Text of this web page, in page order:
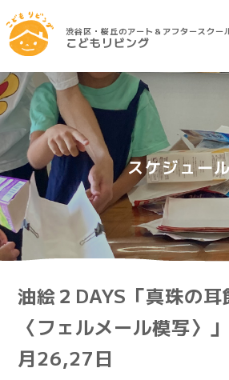
渋谷区・桜丘のアート＆アフタースクー
こどもリビング
スケジュー
油絵２DAYS「真珠の耳
〈フェルメール模写〉
月26,27日